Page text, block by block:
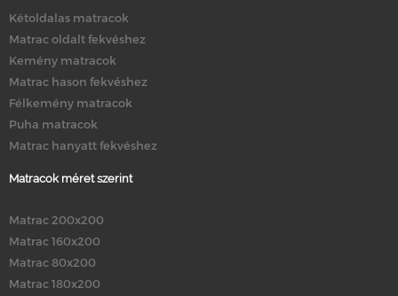
Kétoldalas matracok
Matrac oldalt fekvéshez
Kemény matracok
Matrac hason fekvéshez
Félkemény matracok
Puha matracok
Matrac hanyatt fekvéshez
Matracok méret szerint
Matrac 200x200
Matrac 160x200
Matrac 80x200
Matrac 180x200